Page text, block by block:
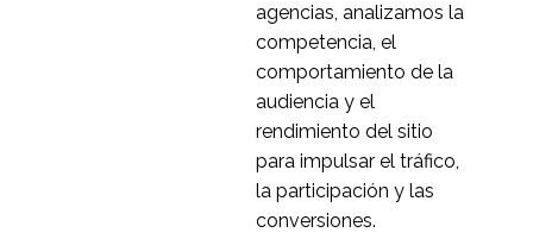
agencias, analizamos la
competencia, el
comportamiento de la
audiencia y el
rendimiento del sitio
para impulsar el tráfico,
la participación y las
conversiones.